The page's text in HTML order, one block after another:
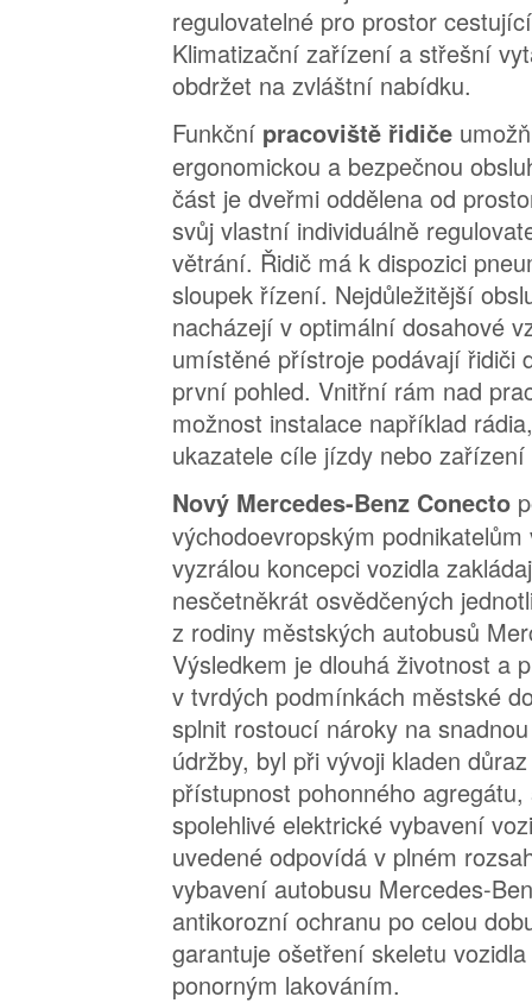
regulovatelné pro prostor
Klimatizační zařízení a střešní
obdržet na zvláštní nabídku.
Funkční pracoviště řidiče
ergonomickou a bezpečnou
část je dveřmi oddělena od
svůj vlastní individuálně
větrání. Řidič má k dispozici
sloupek řízení. Nejdůležitější
nacházejí v optimální dosahové
umístěné přístroje podávají řidiči
první pohled. Vnitřní rám nad
možnost instalace například
ukazatele cíle jízdy nebo
Nový Mercedes-Benz Conecto
východoevropským
vyzrálou koncepci vozidla
nesčetněkrát osvědčených
z rodiny městských autobusů
Výsledkem je dlouhá životnost a
v tvrdých podmínkách městské
splnit rostoucí nároky na
údržby, byl při vývoji kladen
přístupnost pohonného
spolehlivé elektrické vybavení
uvedené odpovídá v plném
vybavení autobusu Mercedes-
antikorozní ochranu po celou
garantuje ošetření skeletu
ponorným lakováním.